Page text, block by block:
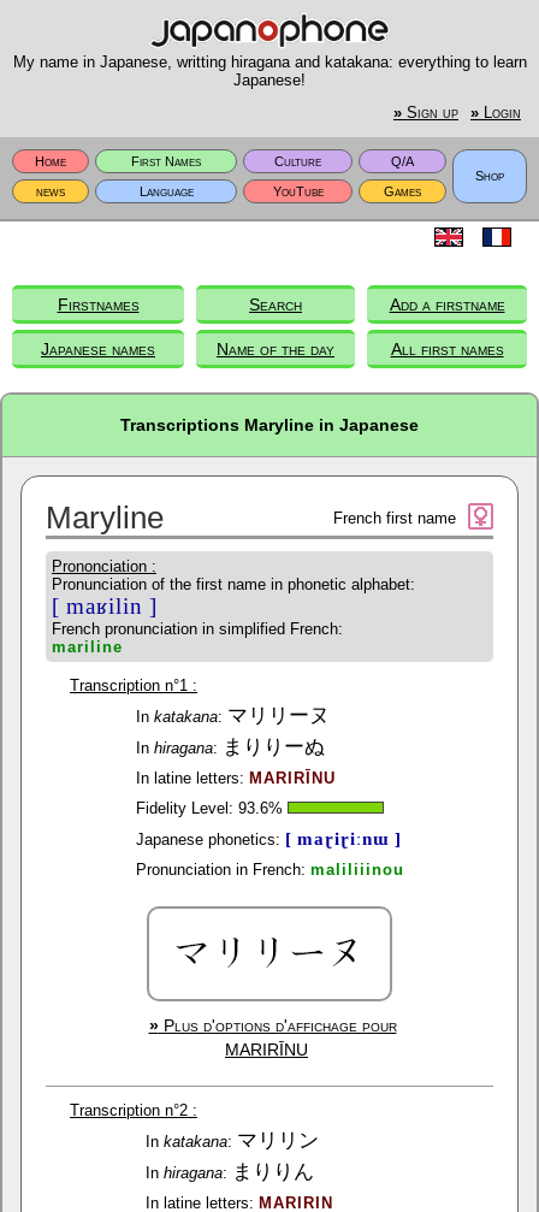
My name in Japanese, writting hiragana and katakana: everything to learn
Japanese!
» Sign up » Login
Home First Names Culture
Q/A
Shop
news
Language YouTube Games
Firstnames Search Add a firstname
Japanese names Name of the day All first names
Transcriptions Maryline in Japanese
Maryline French first name
Prononciation :
Pronunciation of the first name in phonetic alphabet:
[ maʁilin ]
French pronunciation in simplified French:
mariline
Transcription n°1 :
In katakana: マリリーヌ
In hiragana: まりりーぬ
In latine letters: MARIRĪNU
Fidelity Level: 93.6%
Japanese phonetics: [ maɽiɽiːnɯ ]
Pronunciation in French: maliliiinou
»Plus d'options d'affichage pour
MARIRĪNU
Transcription n°2 :
In katakana: マリリン
In hiragana: まりりん
In latine letters: MARIRIN